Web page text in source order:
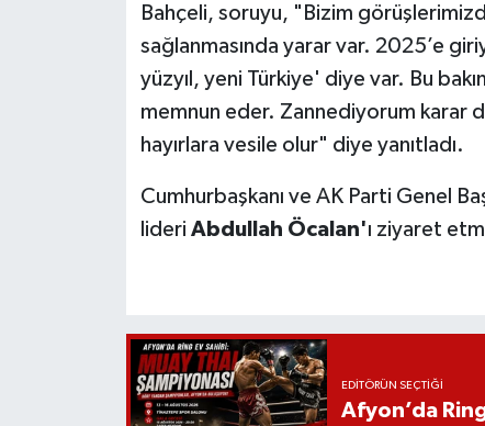
Bahçeli, soruyu, "Bizim
sağlanmasında yarar var. 2025’e
yüzyıl, yeni Türkiye' diye var. Bu
memnun eder. Zannediyorum karar
hayırlara vesile olur" diye yanıtladı.
Cumhurbaşkanı ve AK Parti Genel
lideri Abdullah Öcalan'ı ziyaret
EDITÖRÜN SEÇTIĞI
Afyon’da